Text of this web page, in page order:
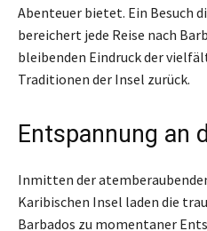
Abenteuer bietet. Ein Besuch
bereichert jede Reise nach
bleibenden Eindruck der
Traditionen der Insel zurück.
Entspannung an
Inmitten der
Karibischen Insel laden die
Barbados zu momentaner